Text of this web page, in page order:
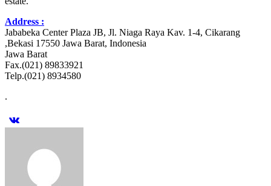
Address :
Jababeka Center Plaza JB, Jl. Niaga Raya Kav. 1-4, Cikarang
,Bekasi 17550 Jawa Barat, Indonesia
Jawa Barat
Fax.(021) 89833921
Telp.(021) 8934580
.